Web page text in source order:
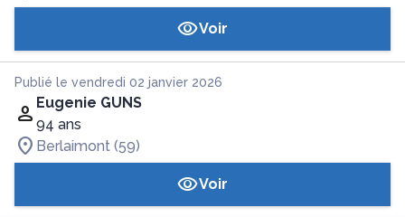
Voir
Publié le vendredi 02 janvier 2026
Eugenie GUNS
94 ans
Berlaimont (59)
Voir